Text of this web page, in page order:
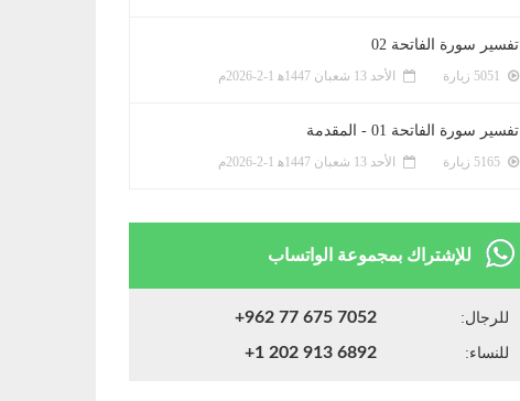
تفسير سورة الفاتحة 02
الأحد 13 شعبان 1447ﻫ 1-2-2026م
تفسير سورة الفاتحة 01 - المقدمة
الأحد 13 شعبان 1447ﻫ 1-2-2026م
للإشتراك بمجموعة الواتساب
للرجال: +962 77 675 7052
للنساء: +1 202 913 6892